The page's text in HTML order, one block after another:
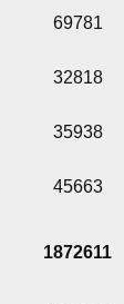
69781
32818
35938
45663
1872611